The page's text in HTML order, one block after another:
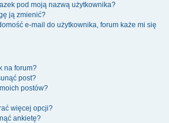
pod moją nazwą użytkownika?
ją zmienić?
e-mail do użytkownika, forum każe mi się
na forum?
post?
postów?
więcej opcji?
ankietę?